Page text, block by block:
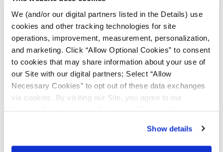
We (and/or our digital partners listed in the Details) use
cookies and other tracking technologies for site
operations, improvement, measurement, personalization,
and marketing. Click “Allow Optional Cookies” to consent
to cookies that may share information about your use of
our Site with our digital partners; Select “Allow
Necessary Cookies” to opt out of these data exchanges
via cookies. By visiting our Site, you agree to our
Show details